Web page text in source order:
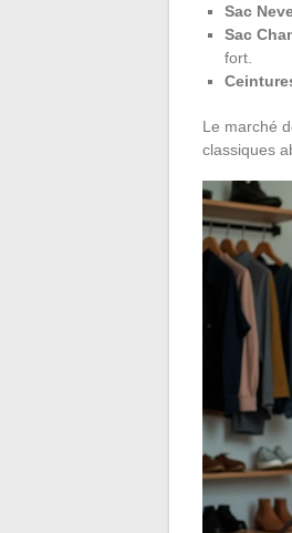
Sac
Sac
fort.
Le marché
classiques